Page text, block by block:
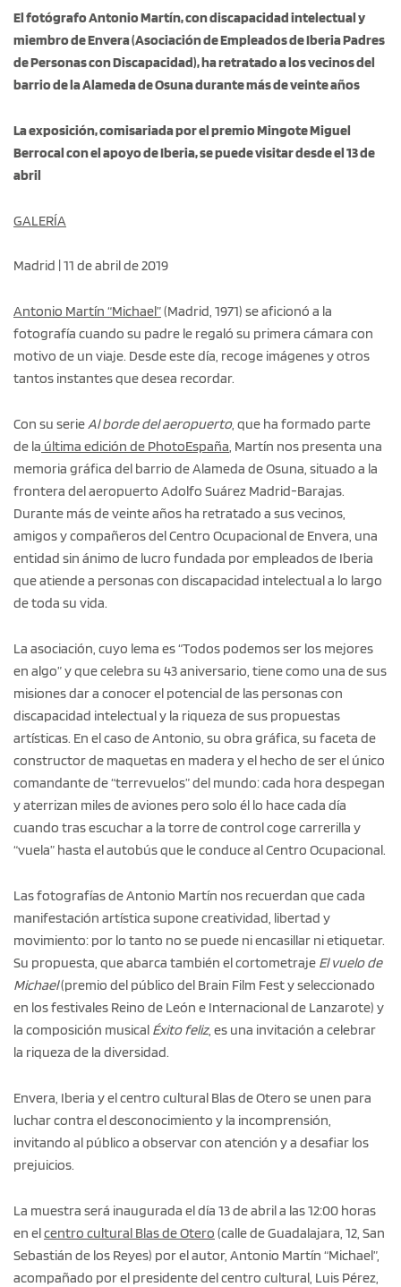
El fotógrafo Antonio Martín, con discapacidad intelectual y
miembro de Envera (Asociación de Empleados de Iberia Padres
de Personas con Discapacidad), ha retratado a los vecinos del
barrio de la Alameda de Osuna durante más de veinte años
La exposición, comisariada por el premio Mingote Miguel
Berrocal con el apoyo de Iberia, se puede visitar desde el 13 de
abril
GALERÍA
Madrid | 11 de abril de 2019
Antonio Martín “Michael”(Madrid, 1971) se aficionó a la
fotografía cuando su padre le regaló su primera cámara con
motivo de un viaje. Desde este día, recoge imágenes y otros
tantos instantes que desea recordar.
Con su serieAl borde del aeropuerto, que ha formado parte
de la última edición de PhotoEspaña, Martín nos presenta una
memoria gráfica del barrio de Alameda de Osuna, situado a la
frontera del aeropuerto Adolfo Suárez Madrid-Barajas.
Durante más de veinte años ha retratado a sus vecinos,
amigos y compañeros del Centro Ocupacional de Envera, una
entidad sin ánimo de lucro fundada por empleados de Iberia
que atiende a personas con discapacidad intelectual a lo largo
de toda su vida.
La asociación, cuyo lema es “Todos podemos ser los mejores
en algo” y que celebra su 43 aniversario, tiene como una de sus
misiones dar a conocer el potencial de las personas con
discapacidad intelectual y la riqueza de sus propuestas
artísticas. En el caso de Antonio, su obra gráfica, su faceta de
constructor de maquetas en madera y el hecho de ser el único
comandante de “terrevuelos” del mundo: cada hora despegan
y aterrizan miles de aviones pero solo él lo hace cada día
cuando tras escuchar a la torre de control coge carrerilla y
“vuela” hasta el autobús que le conduce al Centro Ocupacional.
Las fotografías de Antonio Martín nos recuerdan que cada
manifestación artística supone creatividad, libertad y
movimiento: por lo tanto no se puede ni encasillar ni etiquetar.
Su propuesta, que abarca también el cortometraje El vuelo de
Michael(premio del público del Brain Film Fest y seleccionado
en los festivales Reino de León e Internacional de Lanzarote) y
la composición musical Éxito feliz, es una invitación a celebrar
la riqueza de la diversidad.
Envera, Iberia y el centro cultural Blas de Otero se unen para
luchar contra el desconocimiento y la incomprensión,
invitando al público a observar con atención y a desafiar los
prejuicios.
La muestra será inaugurada el día 13 de abril a las 12:00 horas
en elcentro cultural Blas de Otero (calle de Guadalajara, 12, San
Sebastián de los Reyes) por el autor, Antonio Martín “Michael”,
acompañado por el presidente del centro cultural, Luis Pérez,